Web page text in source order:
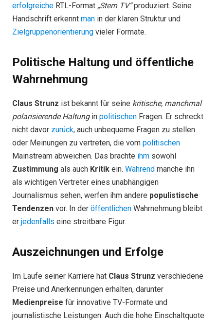
erfolgreiche RTL-Format „Stern TV“produziert. Seine
Handschrift erkennt man in der klaren Struktur und
Zielgruppenorientierung vieler Formate.
Politische Haltung und öffentliche
Wahrnehmung
Claus Strunz ist bekannt für seine kritische, manchmal
polarisierende Haltungin politischen Fragen. Er schreckt
nicht davor zurück, auch unbequeme Fragen zu stellen
oder Meinungen zu vertreten, die vom politischen
Mainstream abweichen. Das brachte ihm sowohl
Zustimmung als auch Kritik ein. Während manche ihn
als wichtigen Vertreter eines unabhängigen
Journalismus sehen, werfen ihm andere populistische
Tendenzen vor. In der öffentlichen Wahrnehmung bleibt
er jedenfalls eine streitbare Figur.
Auszeichnungen und Erfolge
Im Laufe seiner Karriere hat Claus Strunz verschiedene
Preise und Anerkennungen erhalten, darunter
Medienpreise für innovative TV-Formate und
journalistische Leistungen. Auch die hohe Einschaltquote